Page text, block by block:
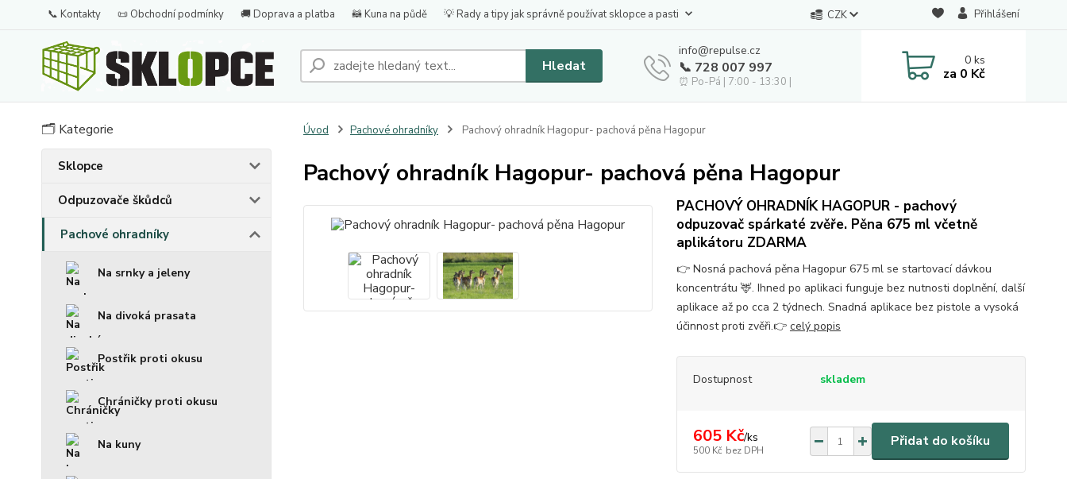
📞 Kontakty 📜 Obchodní podmínky 🚚 Doprava a platba 🦝 Kuna na půdě 💡 Rady a tipy jak správně používat sklopce a pasti CZK Přihlášení
Hledat
info@repulse.cz
📞 728 007 997
⏰ Po-Pá | 7:00 - 13:30 |
0ks
za 0 Kč
🗂️ Kategorie
Sklopce
Odpuzovače škůdců
Pachové ohradníky
Na srnky a jeleny
Na divoká prasata
Postřik proti okusu
Chráničky proti okusu
Na kuny
Úvod Pachové ohradníky Pachový ohradník Hagopur- pachová pěna Hagopur
Pachový ohradník Hagopur- pachová pěna Hagopur
PACHOVÝ OHRADNÍK HAGOPUR - pachový
odpuzovač spárkaté zvěře. Pěna 675 ml včetně
aplikátoru ZDARMA
👉 Nosná pachová pěna Hagopur 675 ml se startovací dávkou
koncentrátu 🦌. Ihned po aplikaci funguje bez nutnosti doplnění, další
aplikace až po cca 2 týdnech. Snadná aplikace bez pistole a vysoká
účinnost proti zvěři.👉 celý popis
Dostupnost skladem
605 Kč/ks
500 Kč bez DPH
Přidat do košíku